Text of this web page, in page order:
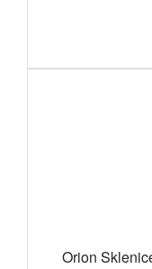
Orion